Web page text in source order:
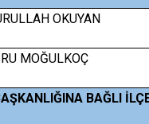
OKUYAN
MOĞULKOÇ
BAĞLI